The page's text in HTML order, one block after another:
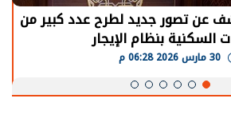
توقف الأنشطة في قطاع الطاقة
لعودة معدلات الإنتاج الطبيعية